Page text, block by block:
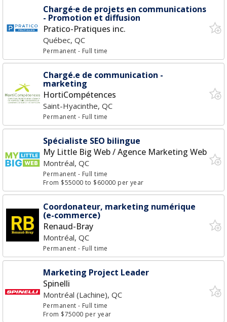
Chargé·e de projets en communications
- Promotion et diffusion
Pratico-Pratiques inc.
Québec, QC
Permanent- Full time
Chargé.e de communication -
marketing
HortiCompétences
Saint-Hyacinthe, QC
Permanent- Full time
Spécialiste SEO bilingue
My Little Big Web / Agence Marketing Web
Montréal, QC
Permanent- Full time
From $55000 to $60000 per year
Coordonateur, marketing numérique
(e-commerce)
Renaud-Bray
Montréal, QC
Permanent- Full time
Marketing Project Leader
Spinelli
Montréal (Lachine), QC
Permanent- Full time
From $75000 per year